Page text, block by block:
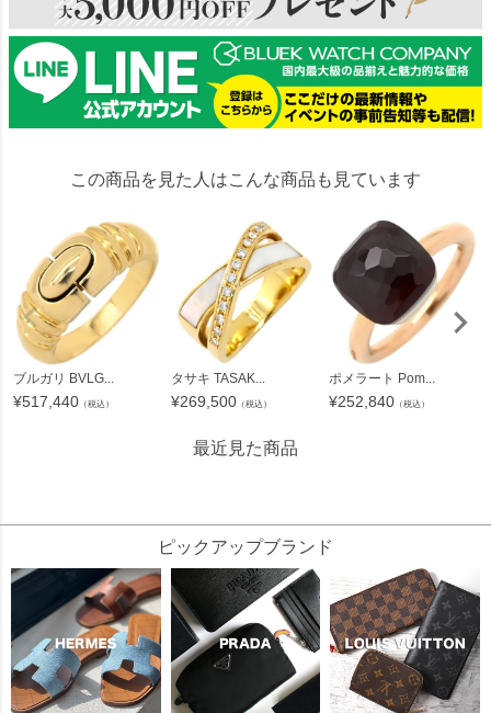
この商品を見た人はこんな商品も見ています
ブルガリ BVLG...
¥517,440 （税込）
タサキ TASAK...
¥269,500 （税込）
ポメラート Pom...
¥252,840 （税込）
最近見た商品
ピックアップブランド